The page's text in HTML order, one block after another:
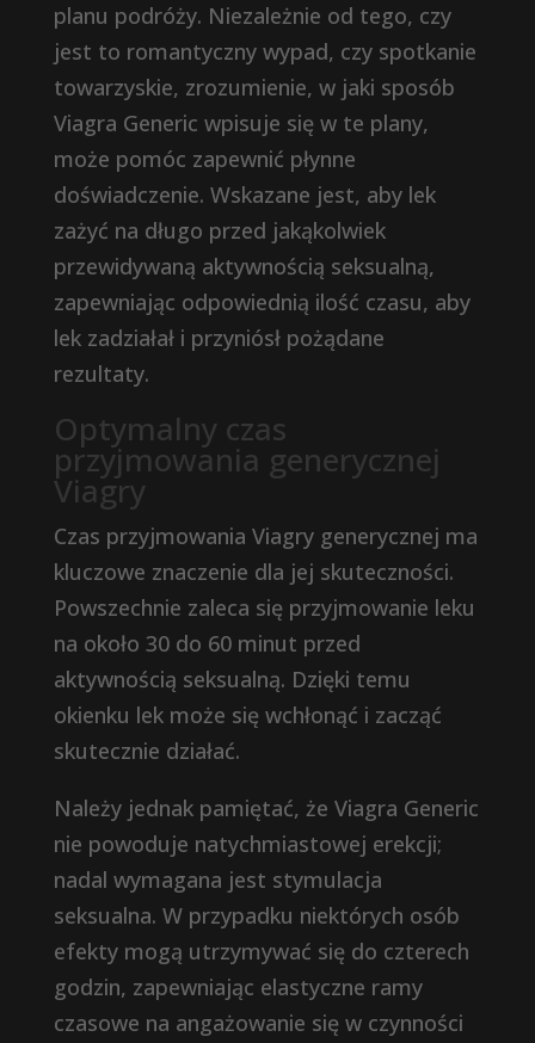
planu podróży. Niezależnie od tego, czy
jest to romantyczny wypad, czy spotkanie
towarzyskie, zrozumienie, w jaki sposób
Viagra Generic wpisuje się w te plany,
może pomóc zapewnić płynne
doświadczenie. Wskazane jest, aby lek
zażyć na długo przed jakąkolwiek
przewidywaną aktywnością seksualną,
zapewniając odpowiednią ilość czasu, aby
lek zadziałał i przyniósł pożądane
rezultaty.
Optymalny czas
przyjmowania generycznej
Viagry
Czas przyjmowania Viagry generycznej ma
kluczowe znaczenie dla jej skuteczności.
Powszechnie zaleca się przyjmowanie leku
na około 30 do 60 minut przed
aktywnością seksualną. Dzięki temu
okienku lek może się wchłonąć i zacząć
skutecznie działać.
Należy jednak pamiętać, że Viagra Generic
nie powoduje natychmiastowej erekcji;
nadal wymagana jest stymulacja
seksualna. W przypadku niektórych osób
efekty mogą utrzymywać się do czterech
godzin, zapewniając elastyczne ramy
czasowe na angażowanie się w czynności